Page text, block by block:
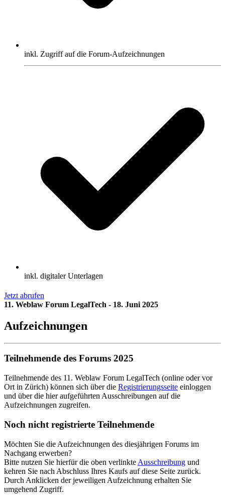
inkl. Zugriff auf die Forum-Aufzeichnungen
inkl. digitaler Unterlagen
Jetzt abrufen
11. Weblaw Forum LegalTech - 18. Juni 2025
Aufzeichnungen
Teilnehmende des Forums 2025
Teilnehmende des 11. Weblaw Forum LegalTech (online oder vor
Ort in Zürich) können sich über die Registrierungsseite einloggen
und über die hier aufgeführten Ausschreibungen auf die
Aufzeichnungen zugreifen.
Noch nicht registrierte Teilnehmende
Möchten Sie die Aufzeichnungen des diesjährigen Forums im
Nachgang erwerben?
Bitte nutzen Sie hierfür die oben verlinkte Ausschreibung und
kehren Sie nach Abschluss Ihres Kaufs auf diese Seite zurück.
Durch Anklicken der jeweiligen Aufzeichnung erhalten Sie
umgehend Zugriff.